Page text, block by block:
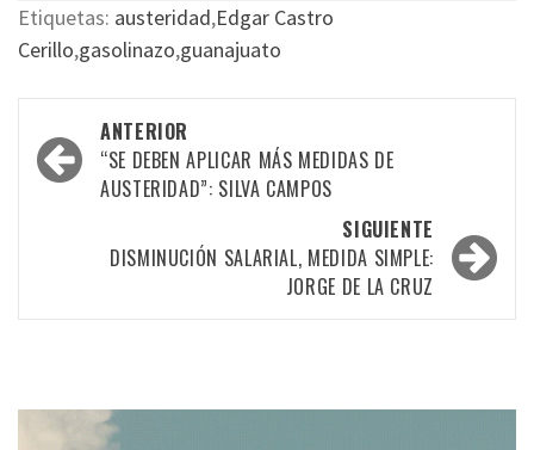
Etiquetas: austeridad,Edgar Castro
Cerillo,gasolinazo,guanajuato
Navegación
por
entradas
ANTERIOR
“SE DEBEN APLICAR MÁS MEDIDAS DE
AUSTERIDAD”: SILVA CAMPOS
SIGUIENTE
DISMINUCIÓN SALARIAL, MEDIDA SIMPLE:
JORGE DE LA CRUZ